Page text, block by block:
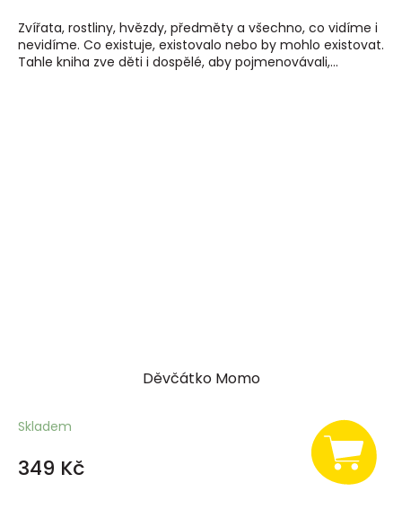
Zvířata, rostliny, hvězdy, předměty a všechno, co vidíme i
nevidíme. Co existuje, existovalo nebo by mohlo existovat.
Tahle kniha zve děti i dospělé, aby pojmenovávali,...
Děvčátko Momo
Skladem
349 Kč